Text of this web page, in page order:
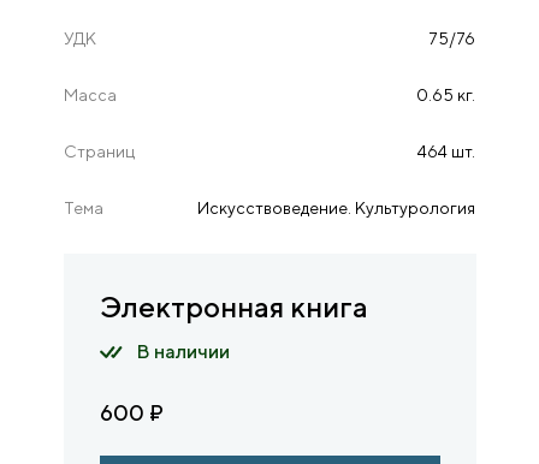
УДК 75/76
Масса 0.65 кг.
Страниц 464 шт.
Тема Искусствоведение. Культурология
Электронная книга
В наличии
600 ₽